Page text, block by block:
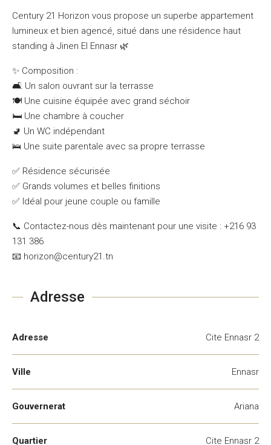
Century 21 Horizon vous propose un superbe appartement
lumineux et bien agencé, situé dans une résidence haut
standing à Jinen El Ennasr 🌿
✨ Composition :
🛋️ Un salon ouvrant sur la terrasse
🍽️ Une cuisine équipée avec grand séchoir
🛏️ Une chambre à coucher
🚽 Un WC indépendant
🛌 Une suite parentale avec sa propre terrasse
✅ Résidence sécurisée
✅ Grands volumes et belles finitions
✅ Idéal pour jeune couple ou famille
📞 Contactez-nous dès maintenant pour une visite : +216 93
131 386
📧 horizon@century21.tn
Adresse
Adresse Cite Ennasr 2
Ville Ennasr
Gouvernerat Ariana
Quartier Cite Ennasr 2